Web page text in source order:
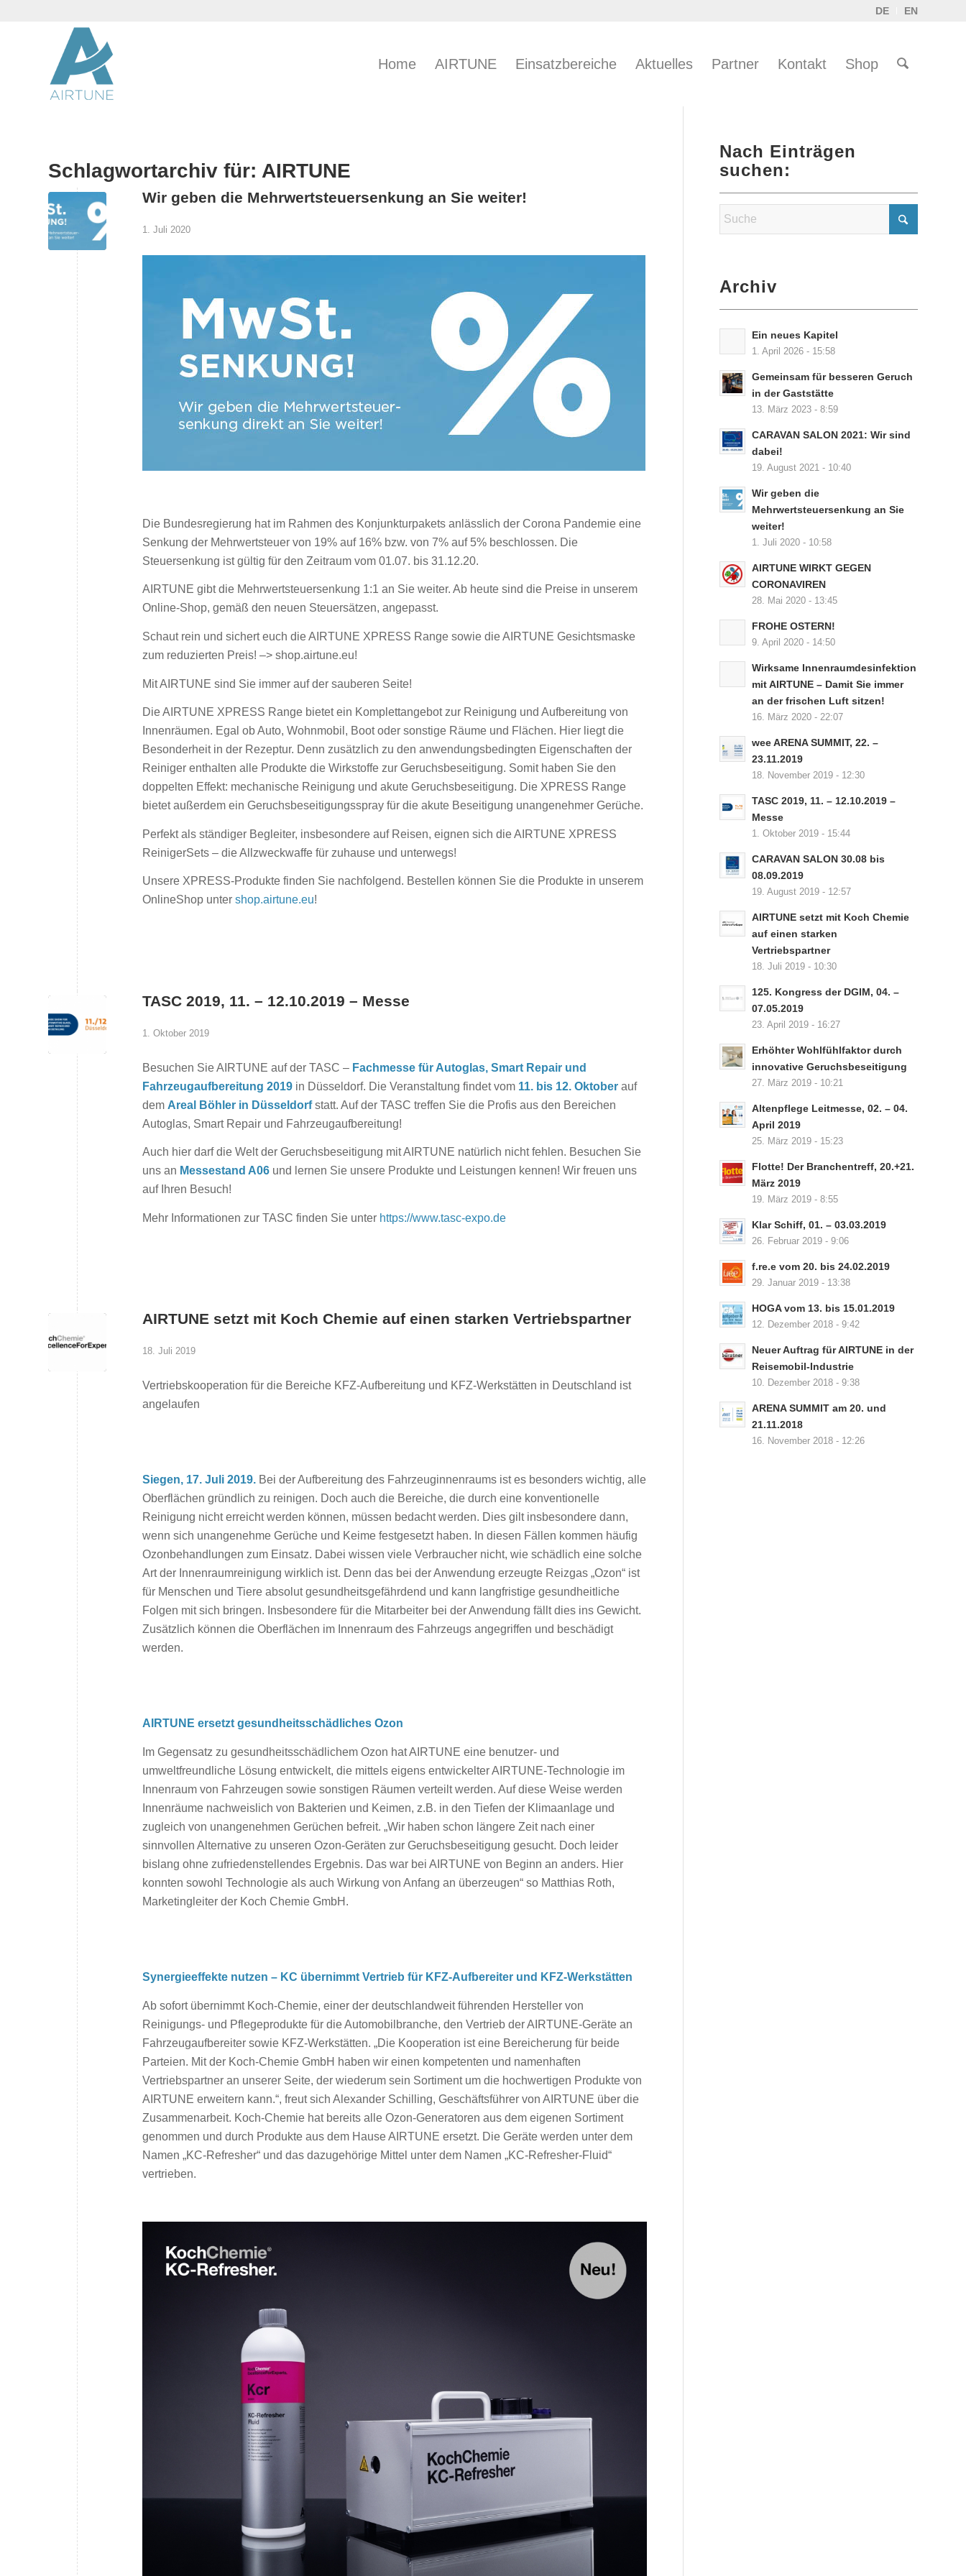
DE EN
Home AIRTUNE Einsatzbereiche Aktuelles Partner Kontakt Shop
Schlagwortarchiv für: AIRTUNE
Wir geben die Mehrwertsteuersenkung an Sie weiter!
1. Juli 2020
Die Bundesregierung hat im Rahmen des Konjunkturpakets anlässlich der Corona Pandemie eine
Senkung der Mehrwertsteuer von 19% auf 16% bzw. von 7% auf 5% beschlossen. Die
Steuersenkung ist gültig für den Zeitraum vom 01.07. bis 31.12.20.
AIRTUNE gibt die Mehrwertsteuersenkung 1:1 an Sie weiter. Ab heute sind die Preise in unserem
Online-Shop, gemäß den neuen Steuersätzen, angepasst.
Schaut rein und sichert euch die AIRTUNE XPRESS Range sowie die AIRTUNE Gesichtsmaske
zum reduzierten Preis! –> shop.airtune.eu!
Mit AIRTUNE sind Sie immer auf der sauberen Seite!
Die AIRTUNE XPRESS Range bietet ein Komplettangebot zur Reinigung und Aufbereitung von
Innenräumen. Egal ob Auto, Wohnmobil, Boot oder sonstige Räume und Flächen. Hier liegt die
Besonderheit in der Rezeptur. Denn zusätzlich zu den anwendungsbedingten Eigenschaften der
Reiniger enthalten alle Produkte die Wirkstoffe zur Geruchsbeseitigung. Somit haben Sie den
doppelten Effekt: mechanische Reinigung und akute Geruchsbeseitigung. Die XPRESS Range
bietet außerdem ein Geruchsbeseitigungsspray für die akute Beseitigung unangenehmer Gerüche.
Perfekt als ständiger Begleiter, insbesondere auf Reisen, eignen sich die AIRTUNE XPRESS
ReinigerSets – die Allzweckwaffe für zuhause und unterwegs!
Unsere XPRESS-Produkte finden Sie nachfolgend. Bestellen können Sie die Produkte in unserem
OnlineShop unter shop.airtune.eu!
TASC 2019, 11. – 12.10.2019 – Messe
1. Oktober 2019
Besuchen Sie AIRTUNE auf der TASC – Fachmesse für Autoglas, Smart Repair und
Fahrzeugaufbereitung 2019 in Düsseldorf. Die Veranstaltung findet vom 11. bis 12. Oktober auf
dem Areal Böhler in Düsseldorfstatt. Auf der TASC treffen Sie die Profis aus den Bereichen
Autoglas, Smart Repair und Fahrzeugaufbereitung!
Auch hier darf die Welt der Geruchsbeseitigung mit AIRTUNE natürlich nicht fehlen. Besuchen Sie
uns an Messestand A06 und lernen Sie unsere Produkte und Leistungen kennen! Wir freuen uns
auf Ihren Besuch!
Mehr Informationen zur TASC finden Sie unter https://www.tasc-expo.de
AIRTUNE setzt mit Koch Chemie auf einen starken Vertriebspartner
18. Juli 2019
Vertriebskooperation für die Bereiche KFZ-Aufbereitung und KFZ-Werkstätten in Deutschland ist
angelaufen
Siegen, 17. Juli 2019. Bei der Aufbereitung des Fahrzeuginnenraums ist es besonders wichtig, alle
Oberflächen gründlich zu reinigen. Doch auch die Bereiche, die durch eine konventionelle
Reinigung nicht erreicht werden können, müssen bedacht werden. Dies gilt insbesondere dann,
wenn sich unangenehme Gerüche und Keime festgesetzt haben. In diesen Fällen kommen häufig
Ozonbehandlungen zum Einsatz. Dabei wissen viele Verbraucher nicht, wie schädlich eine solche
Art der Innenraumreinigung wirklich ist. Denn das bei der Anwendung erzeugte Reizgas „Ozon“ ist
für Menschen und Tiere absolut gesundheitsgefährdend und kann langfristige gesundheitliche
Folgen mit sich bringen. Insbesondere für die Mitarbeiter bei der Anwendung fällt dies ins Gewicht.
Zusätzlich können die Oberflächen im Innenraum des Fahrzeugs angegriffen und beschädigt
werden.
AIRTUNE ersetzt gesundheitsschädliches Ozon
Im Gegensatz zu gesundheitsschädlichem Ozon hat AIRTUNE eine benutzer- und
umweltfreundliche Lösung entwickelt, die mittels eigens entwickelter AIRTUNE-Technologie im
Innenraum von Fahrzeugen sowie sonstigen Räumen verteilt werden. Auf diese Weise werden
Innenräume nachweislich von Bakterien und Keimen, z.B. in den Tiefen der Klimaanlage und
zugleich von unangenehmen Gerüchen befreit. „Wir haben schon längere Zeit nach einer
sinnvollen Alternative zu unseren Ozon-Geräten zur Geruchsbeseitigung gesucht. Doch leider
bislang ohne zufriedenstellendes Ergebnis. Das war bei AIRTUNE von Beginn an anders. Hier
konnten sowohl Technologie als auch Wirkung von Anfang an überzeugen“ so Matthias Roth,
Marketingleiter der Koch Chemie GmbH.
Synergieeffekte nutzen – KC übernimmt Vertrieb für KFZ-Aufbereiter und KFZ-Werkstätten
Ab sofort übernimmt Koch-Chemie, einer der deutschlandweit führenden Hersteller von
Reinigungs- und Pflegeprodukte für die Automobilbranche, den Vertrieb der AIRTUNE-Geräte an
Fahrzeugaufbereiter sowie KFZ-Werkstätten. „Die Kooperation ist eine Bereicherung für beide
Parteien. Mit der Koch-Chemie GmbH haben wir einen kompetenten und namenhaften
Vertriebspartner an unserer Seite, der wiederum sein Sortiment um die hochwertigen Produkte von
AIRTUNE erweitern kann.“, freut sich Alexander Schilling, Geschäftsführer von AIRTUNE über die
Zusammenarbeit. Koch-Chemie hat bereits alle Ozon-Generatoren aus dem eigenen Sortiment
genommen und durch Produkte aus dem Hause AIRTUNE ersetzt. Die Geräte werden unter dem
Namen „KC-Refresher“ und das dazugehörige Mittel unter dem Namen „KC-Refresher-Fluid“
vertrieben.
Nach Einträgen
suchen:
Archiv
Ein neues Kapitel
1. April 2026 - 15:58
Gemeinsam für besseren Geruch
in der Gaststätte
13. März 2023 - 8:59
CARAVAN SALON 2021: Wir sind
dabei!
19. August 2021 - 10:40
Wir geben die
Mehrwertsteuersenkung an Sie
weiter!
1. Juli 2020 - 10:58
AIRTUNE WIRKT GEGEN
CORONAVIREN
28. Mai 2020 - 13:45
FROHE OSTERN!
9. April 2020 - 14:50
Wirksame Innenraumdesinfektion
mit AIRTUNE – Damit Sie immer
an der frischen Luft sitzen!
16. März 2020 - 22:07
wee ARENA SUMMIT, 22. –
23.11.2019
18. November 2019 - 12:30
TASC 2019, 11. – 12.10.2019 –
Messe
1. Oktober 2019 - 15:44
CARAVAN SALON 30.08 bis
08.09.2019
19. August 2019 - 12:57
AIRTUNE setzt mit Koch Chemie
auf einen starken
Vertriebspartner
18. Juli 2019 - 10:30
125. Kongress der DGIM, 04. –
07.05.2019
23. April 2019 - 16:27
Erhöhter Wohlfühlfaktor durch
innovative Geruchsbeseitigung
27. März 2019 - 10:21
Altenpflege Leitmesse, 02. – 04.
April 2019
25. März 2019 - 15:23
Flotte! Der Branchentreff, 20.+21.
März 2019
19. März 2019 - 8:55
Klar Schiff, 01. – 03.03.2019
26. Februar 2019 - 9:06
f.re.e vom 20. bis 24.02.2019
29. Januar 2019 - 13:38
HOGA vom 13. bis 15.01.2019
12. Dezember 2018 - 9:42
Neuer Auftrag für AIRTUNE in der
Reisemobil-Industrie
10. Dezember 2018 - 9:38
ARENA SUMMIT am 20. und
21.11.2018
16. November 2018 - 12:26